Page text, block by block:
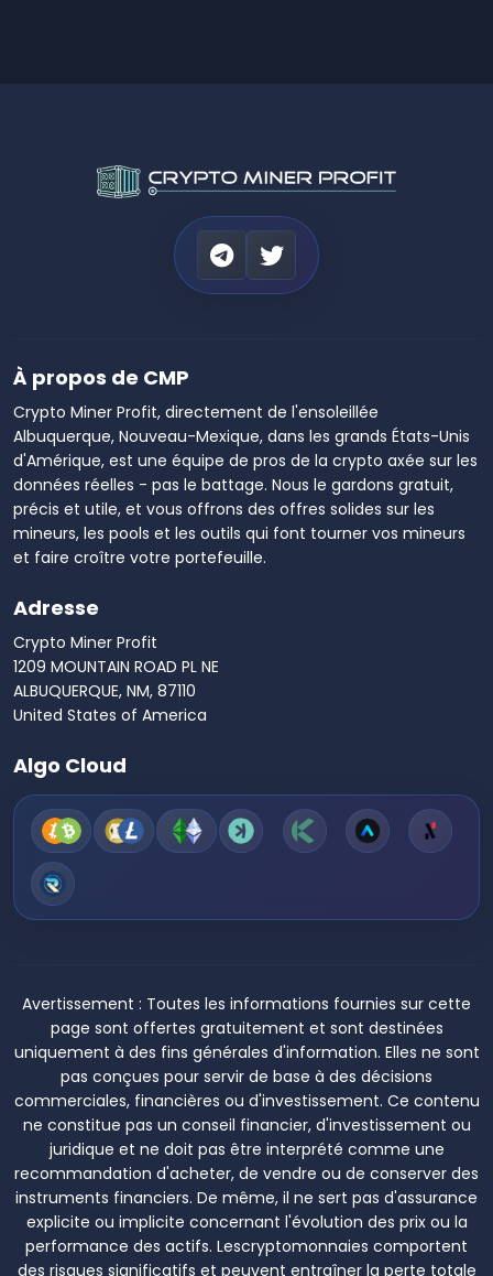
À propos de CMP
Crypto Miner Profit, directement de l'ensoleillée
Albuquerque, Nouveau-Mexique, dans les grands États-Unis
d'Amérique, est une équipe de pros de la crypto axée sur les
données réelles - pas le battage. Nous le gardons gratuit,
précis et utile, et vous offrons des offres solides sur les
mineurs, les pools et les outils qui font tourner vos mineurs
et faire croître votre portefeuille.
Adresse
Crypto Miner Profit
1209 MOUNTAIN ROAD PL NE
ALBUQUERQUE, NM, 87110
United States of America
Algo Cloud
Avertissement : Toutes les informations fournies sur cette
page sont offertes gratuitement et sont destinées
uniquement à des fins générales d'information. Elles ne sont
pas conçues pour servir de base à des décisions
commerciales, financières ou d'investissement. Ce contenu
ne constitue pas un conseil financier, d'investissement ou
juridique et ne doit pas être interprété comme une
recommandation d'acheter, de vendre ou de conserver des
instruments financiers. De même, il ne sert pas d'assurance
explicite ou implicite concernant l'évolution des prix ou la
performance des actifs. Lescryptomonnaies comportent
des risques significatifs et peuvent entraîner la perte totale